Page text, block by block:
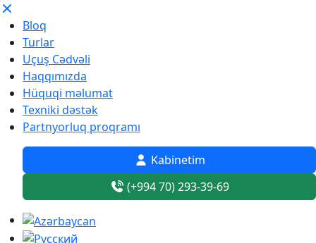
Bloq
Turlar
Uçuş Cədvəli
Haqqımızda
Hüquqi məlumat
Texniki dəstək
Partnyorluq proqramı
Kabinetim
(+994 70) 293-39-69